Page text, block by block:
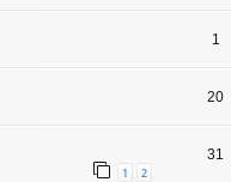
1
20
1 2
31